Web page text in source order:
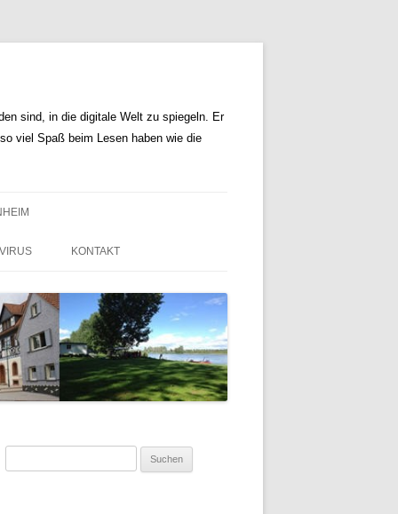
sind, in die digitale Welt zu spiegeln. Er
viel Spaß beim Lesen haben wie die
KONTAKT